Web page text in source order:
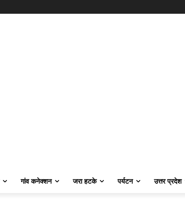
गांव कनेक्शन जरा हटके पर्यटन उत्तर प्रदेश